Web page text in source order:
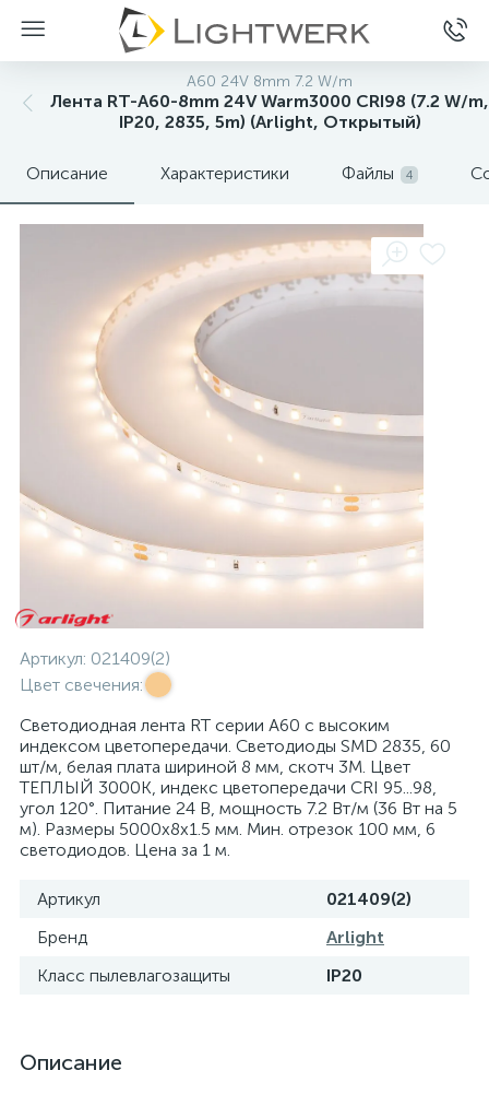
A60 24V 8mm 7.2 W/m
Лента RT-A60-8mm 24V Warm3000 CRI98 (7.2 W/m,
IP20, 2835, 5m) (Arlight, Открытый)
Описание Характеристики Файлы 4
Артикул: 021409(2)
Цвет свечения:
Светодиодная лента RT серии A60 с высоким
индексом цветопередачи. Светодиоды SMD 2835, 60
шт/м, белая плата шириной 8 мм, скотч 3М. Цвет
ТЕПЛЫЙ 3000K, индекс цветопередачи CRI 95...98,
угол 120°. Питание 24 В, мощность 7.2 Вт/м (36 Вт на 5
м). Размеры 5000х8х1.5 мм. Мин. отрезок 100 мм, 6
светодиодов. Цена за 1 м.
Артикул
021409(2)
Бренд
Arlight
Класс пылевлагозащиты
IP20
Описание